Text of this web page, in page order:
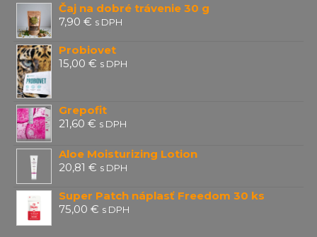
Čaj na dobré trávenie 30 g
7,90€ s DPH
Probiovet
15,00€ s DPH
Grepofit
21,60€ s DPH
Aloe Moisturizing Lotion
20,81€ s DPH
Super Patch náplasť Freedom 30 ks
75,00€ s DPH